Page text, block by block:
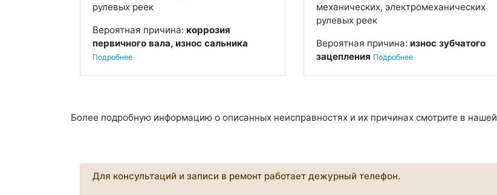
рулевых реек
Вероятная причина: коррозия
первичного вала, износ сальника
Подробнее
механических, электромеханических
рулевых реек
Вероятная причина: износ зубчатого
зацепления Подробнее
Более подробную информацию о описанных неисправностях и их причинах смотрите в нашей
Для консультаций и записи в ремонт работает дежурный телефон.